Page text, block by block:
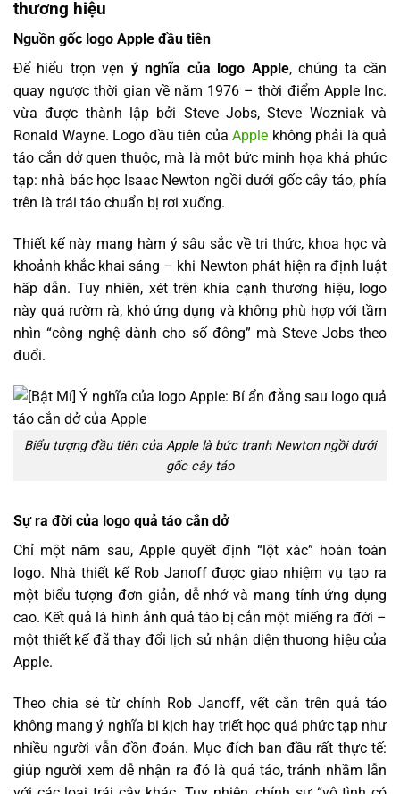
thương hiệu
Nguồn gốc logo Apple đầu tiên
Để hiểu trọn vẹn ý nghĩa của logo Apple, chúng ta cần
quay ngược thời gian về năm 1976 – thời điểm Apple Inc.
vừa được thành lập bởi Steve Jobs, Steve Wozniak và
Ronald Wayne. Logo đầu tiên của Apple không phải là quả
táo cắn dở quen thuộc, mà là một bức minh họa khá phức
tạp: nhà bác học Isaac Newton ngồi dưới gốc cây táo, phía
trên là trái táo chuẩn bị rơi xuống.
Thiết kế này mang hàm ý sâu sắc về tri thức, khoa học và
khoảnh khắc khai sáng – khi Newton phát hiện ra định luật
hấp dẫn. Tuy nhiên, xét trên khía cạnh thương hiệu, logo
này quá rườm rà, khó ứng dụng và không phù hợp với tầm
nhìn “công nghệ dành cho số đông” mà Steve Jobs theo
đuổi.
Biểu tượng đầu tiên của Apple là bức tranh Newton ngồi dưới
gốc cây táo
Sự ra đời của logo quả táo cắn dở
Chỉ một năm sau, Apple quyết định “lột xác” hoàn toàn
logo. Nhà thiết kế Rob Janoff được giao nhiệm vụ tạo ra
một biểu tượng đơn giản, dễ nhớ và mang tính ứng dụng
cao. Kết quả là hình ảnh quả táo bị cắn một miếng ra đời –
một thiết kế đã thay đổi lịch sử nhận diện thương hiệu của
Apple.
Theo chia sẻ từ chính Rob Janoff, vết cắn trên quả táo
không mang ý nghĩa bi kịch hay triết học quá phức tạp như
nhiều người vẫn đồn đoán. Mục đích ban đầu rất thực tế:
giúp người xem dễ nhận ra đó là quả táo, tránh nhầm lẫn